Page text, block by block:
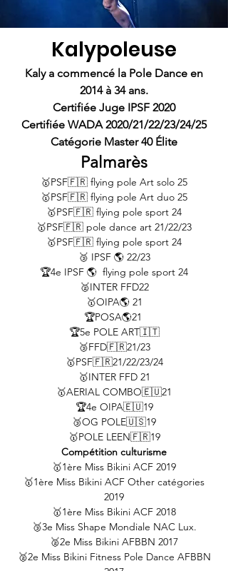
Kalypoleuse
Kaly a commencé la Pole Dance en
2014 à 34 ans.
Certifiée Juge IPSF 2020
Certifiée WADA 2020/21/22/23/24/25
Catégorie Master 40 Élite
Palmarès
🥇PSF🇫🇷 flying pole Art solo 25
🥇PSF🇫🇷 flying pole Art duo 25
🥇PSF🇫🇷 flying pole sport 24
🥇PSF🇫🇷 pole dance art 21/22/23
🥇PSF🇫🇷 flying pole sport 24
🥉 IPSF 🌎 22/23
🏆4e IPSF 🌎 flying pole sport 24
🥈INTER FFD22
🥇OIPA🌎 21
🏆POSA🌎21
🏆5e POLE ART🇮🇹
🥉FFD🇫🇷21/23
🥇PSF🇫🇷21/22/23/24
🥇INTER FFD 21
🥇AERIAL COMBO🇪🇺21
🏆4e OIPA🇪🇺19
🥉OG POLE🇺🇸19
🥇POLE LEEN🇫🇷19
Compétition culturisme
🥇1ère Miss Bikini ACF 2019
🥇1ère Miss Bikini ACF Other catégories
2019
🥇1ère Miss Bikini ACF 2018
🥉3e Miss Shape Mondiale NAC Lux.
🥈2e Miss Bikini AFBBN 2017
🥈2e Miss Bikini Fitness Pole Dance AFBBN